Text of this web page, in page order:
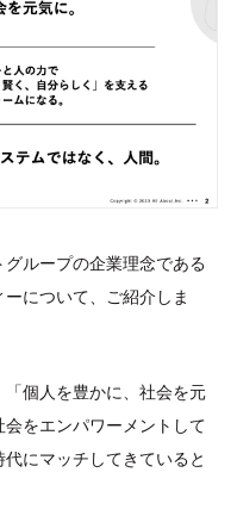
ループの企業理念である
について、ご紹介しま
個人を豊かに、社会を元
をエンパワーメントして
にマッチしてきていると